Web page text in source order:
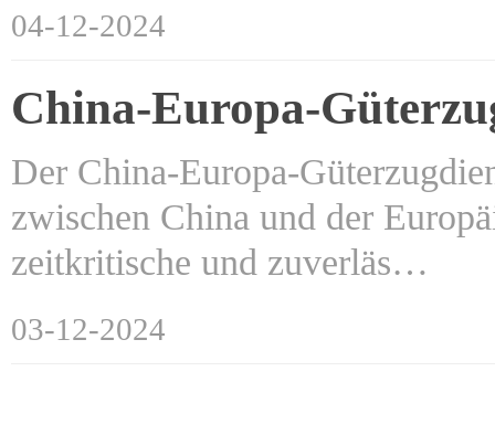
04-12-2024
China-Europa-
Der China-Europa-
zwischen China und der
zeitkritische und zuverläs…
03-12-2024